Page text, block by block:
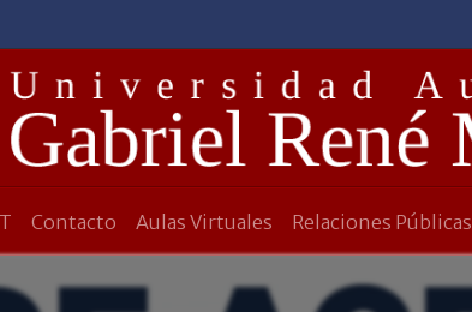
Contacto Aulas Virtuales Relaciones Públicas